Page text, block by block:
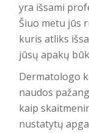
yra išsami
Šiuo metu jūs
kuris atliks
jūsų apakų
Dermatologo
naudos
kaip
nustatytų